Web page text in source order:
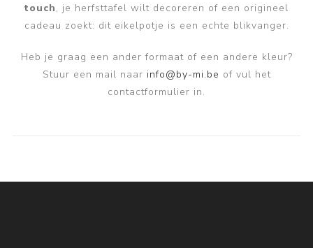
touch, je herfsttafel wilt decoreren of een origineel
cadeau zoekt: dit eikelpotje is een echte blikvanger.
Heb je graag een ander formaat of een andere kleur?
Stuur een mail naar info@by-mi.be of vul het
contactformulier in.